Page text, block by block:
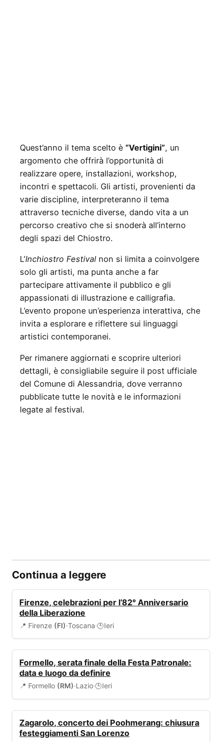
Quest’anno il tema scelto è “Vertigini”, un
argomento che offrirà l’opportunità di
realizzare opere, installazioni, workshop,
incontri e spettacoli. Gli artisti, provenienti da
varie discipline, interpreteranno il tema
attraverso tecniche diverse, dando vita a un
percorso creativo che si snoderà all’interno
degli spazi del Chiostro.
L’Inchiostro Festival non si limita a coinvolgere
solo gli artisti, ma punta anche a far
partecipare attivamente il pubblico e gli
appassionati di illustrazione e calligrafia.
L’evento propone un’esperienza interattiva, che
invita a esplorare e riflettere sui linguaggi
artistici contemporanei.
Per rimanere aggiornati e scoprire ulteriori
dettagli, è consigliabile seguire il post ufficiale
del Comune di Alessandria, dove verranno
pubblicate tutte le novità e le informazioni
legate al festival.
Continua a leggere
Firenze, celebrazioni per l’82° Anniversario
della Liberazione
📍 Firenze (FI)·Toscana·🕒Ieri
Formello, serata finale della Festa Patronale:
data e luogo da definire
📍 Formello (RM)·Lazio·🕒Ieri
Zagarolo, concerto dei Poohmerang: chiusura
festeggiamenti San Lorenzo